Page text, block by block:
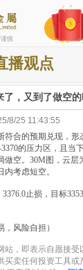
慎
播观点
了，又到了做空
8/25 11:43:55
符合的预期兑现，形
的压力区，且当
做空。30M图，云层
考虑短空。
止损，目标
，风险自担）
，即表示自愿接受
买卖任何投资工具或